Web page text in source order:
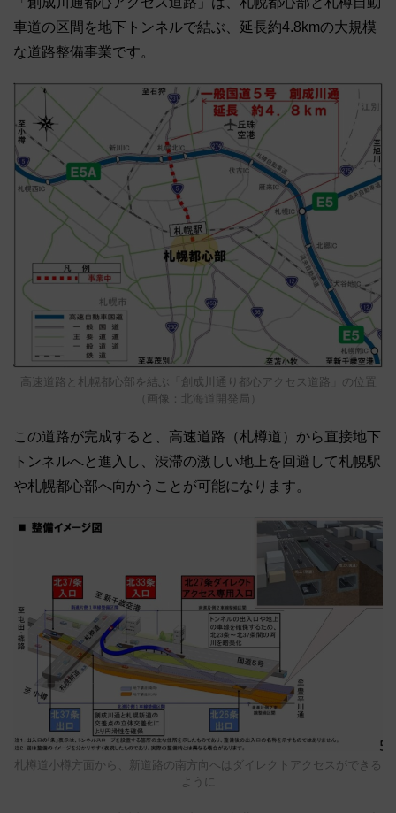
車道の区間を地下トンネルで結ぶ、延長約4.8kmの大規模
な道路整備事業です。
高速道路と札幌都心部を結ぶ「創成川通り都心アクセス道路」の位置
（画像：北海道開発局）
この道路が完成すると、高速道路（札樽道）から直接地下
トンネルへと進入し、渋滞の激しい地上を回避して札幌駅
や札幌都心部へ向かうことが可能になります。
札樽道小樽方面から、新道路の南方向へはダイレクトアクセスができる
ように